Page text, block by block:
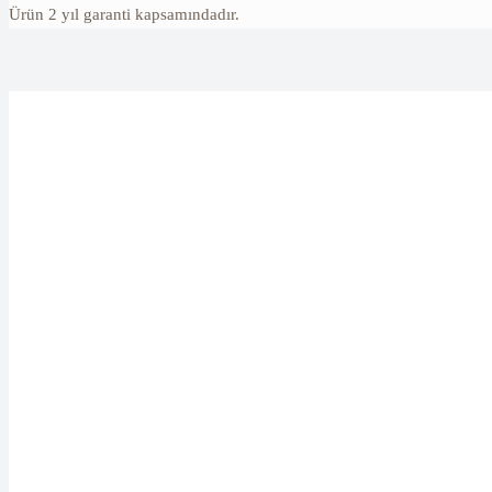
Ürün 2 yıl garanti kapsamındadır.